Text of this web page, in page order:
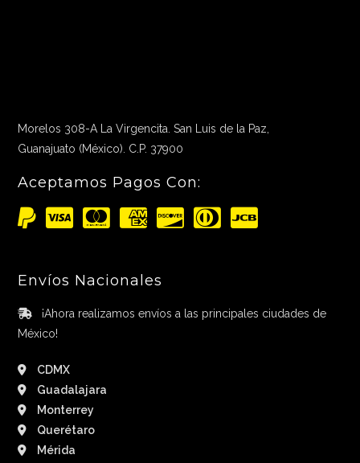
Morelos 308-A La Virgencita. San Luis de la Paz,
Guanajuato (México). C.P. 37900
Aceptamos Pagos Con:
Envíos Nacionales
¡Ahora realizamos envíos a las principales ciudades de
México!
CDMX
Guadalajara
Monterrey
Querétaro
Mérida